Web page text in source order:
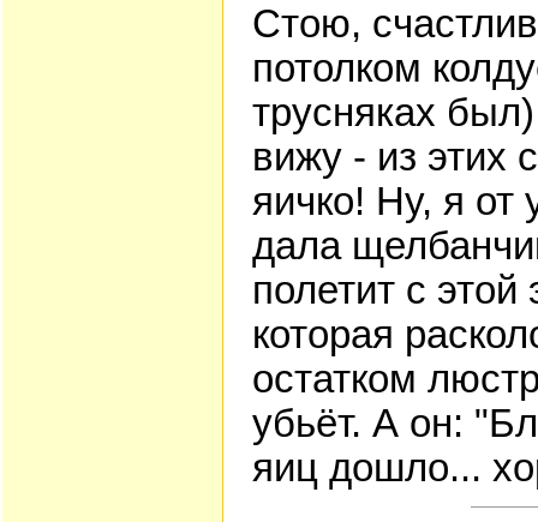
Стою,
потолком
трусняках
вижу - из этих
яичко! Ну, я от
дала
полетит с
которая
остатком
убьёт. А он:
яиц дошло...